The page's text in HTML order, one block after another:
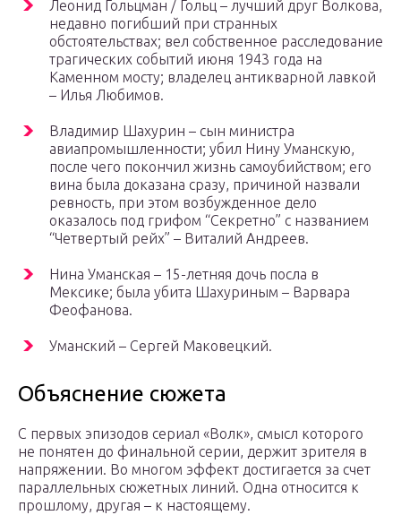
Леонид Гольцман / Гольц – лучший друг Волкова,
недавно погибший при странных
обстоятельствах; вел собственное расследование
трагических событий июня 1943 года на
Каменном мосту; владелец антикварной лавкой
– Илья Любимов.
Владимир Шахурин – сын министра
авиапромышленности; убил Нину Уманскую,
после чего покончил жизнь самоубийством; его
вина была доказана сразу, причиной назвали
ревность, при этом возбужденное дело
оказалось под грифом “Секретно” с названием
“Четвертый рейх” – Виталий Андреев.
Нина Уманская – 15-летняя дочь посла в
Мексике; была убита Шахуриным – Варвара
Феофанова.
Уманский – Сергей Маковецкий.
Объяснение сюжета
С первых эпизодов сериал «Волк», смысл которого
не понятен до финальной серии, держит зрителя в
напряжении. Во многом эффект достигается за счет
параллельных сюжетных линий. Одна относится к
прошлому, другая – к настоящему.